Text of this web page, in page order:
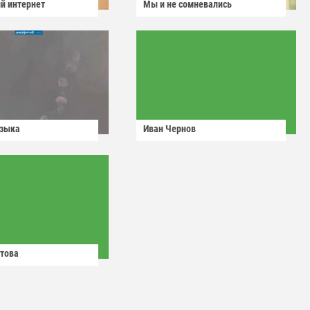
интернет Мы и не сомневались
Иван Чернов